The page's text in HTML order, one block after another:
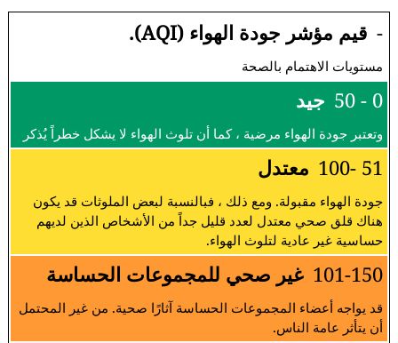
- قيم مؤشر جودة الهواء (AQI).
مستويات الاهتمام بالصحة
0 - 50 جيد
وتعتبر جودة الهواء مرضية ، كما أن تلوث الهواء لا يشكل خطراً يُذكر
51 -100 معتدل
جودة الهواء مقبولة. ومع ذلك ، فبالنسبة لبعض الملوثات قد يكون
هناك قلق صحي معتدل لعدد قليل جداً من الأشخاص الذين لديهم
حساسية غير عادية لتلوث الهواء.
101-150 غير صحي للمجموعات الحساسة
قد يواجه أعضاء المجموعات الحساسة آثارًا صحية. من غير المحتمل
أن يتأثر عامة الناس.